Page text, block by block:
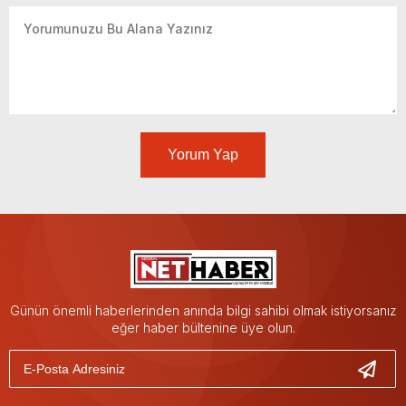
Yorum Yap
Günün önemli haberlerinden anında bilgi sahibi olmak istiyorsanız
eğer haber bültenine üye olun.